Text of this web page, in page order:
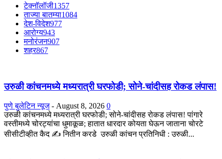
टेक्नॉलॉजी1357
ताज्या बातम्या1084
देश-विदेश977
आरोग्य943
मनोरंजन907
शहर867
उरुळी कांचनमध्ये मध्यरात्री घरफोडी; सोने-चांदीसह रोकड लंपास!
पुणे बुलेटिन न्यूज - August 8, 2026 0
उरुळी कांचनमध्ये मध्यरात्री घरफोडी; सोने-चांदीसह रोकड लंपास! पांगारे
वस्तीमध्ये चोरट्यांचा धुमाकूळ; हातात धारदार कोयता घेऊन जाताना चोरटे
सीसीटीव्हीत कैद ✍️ नितीन करडे उरुळी कांचन प्रतिनिधी : उरुळी...